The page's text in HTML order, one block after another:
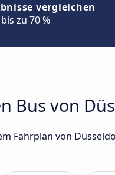
vergleichen
zu 70 %
Bus von
Fahrplan von